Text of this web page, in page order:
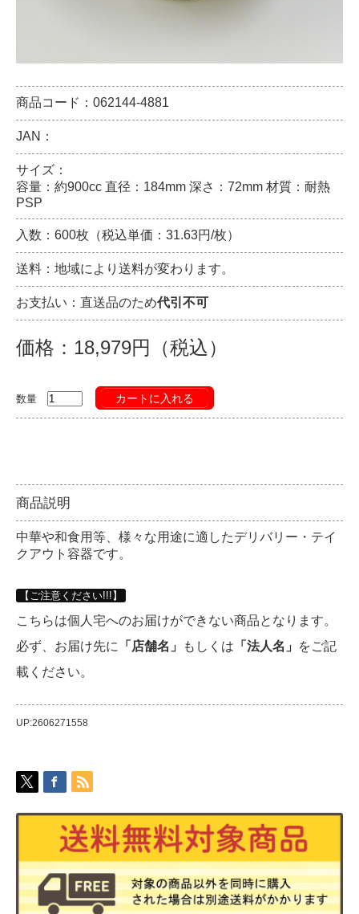
商品コード：062144-4881
JAN：
サイズ：
容量：約900cc 直径：184mm 深さ：72mm 材質：耐熱
PSP
入数：600枚（税込単価：31.63円/枚）
送料：地域により送料が変わります。
お支払い：直送品のため代引不可
価格：18,979円（税込）
数量 カートに入れる
商品説明
中華や和食用等、様々な用途に適したデリバリー・テイ
クアウト容器です。
【ご注意ください!!!】
こちらは個人宅へのお届けができない商品となります。
必ず、お届け先に
「店舗名」 もしくは 「法人名」
をご記
載ください。
UP:2606271558